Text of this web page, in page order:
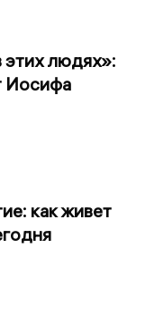
людях»:
Иосифа
как живет